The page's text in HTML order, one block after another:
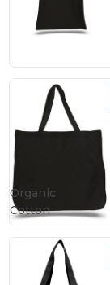
Organic
Cotton